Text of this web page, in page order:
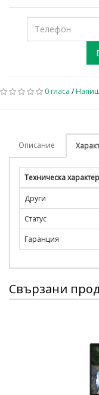
0 гласа /
Описание
Техническа
Други
Статус
Гаранция
Свързани